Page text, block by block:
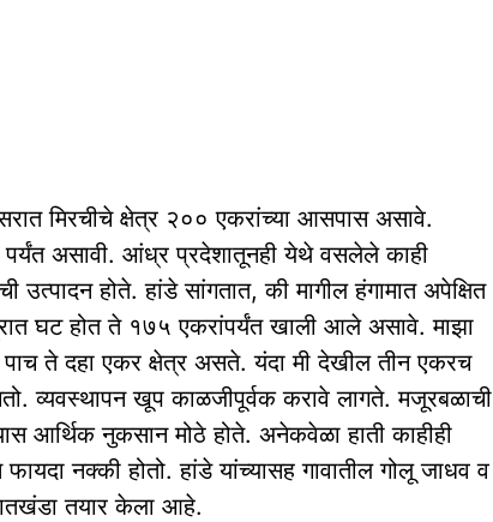
मिरचीचे क्षेत्र २०० एकरांच्या आसपास असावे.
पर्यंत असावी. आंध्र प्रदेशातूनही येथे वसलेले काही
उत्पादन होते. हांडे सांगतात, की मागील हंगामात अपेक्षित
घट होत ते १७५ एकरांपर्यंत खाली आले असावे. माझा
पाच ते दहा एकर क्षेत्र असते. यंदा मी देखील तीन एकरच
व्यवस्थापन खूप काळजीपूर्वक करावे लागते. मजूरबळाची
आर्थिक नुकसान मोठे होते. अनेकवेळा हाती काहीही
नक्की होतो. हांडे यांच्यासह गावातील गोलू जाधव व
तयार केला आहे.